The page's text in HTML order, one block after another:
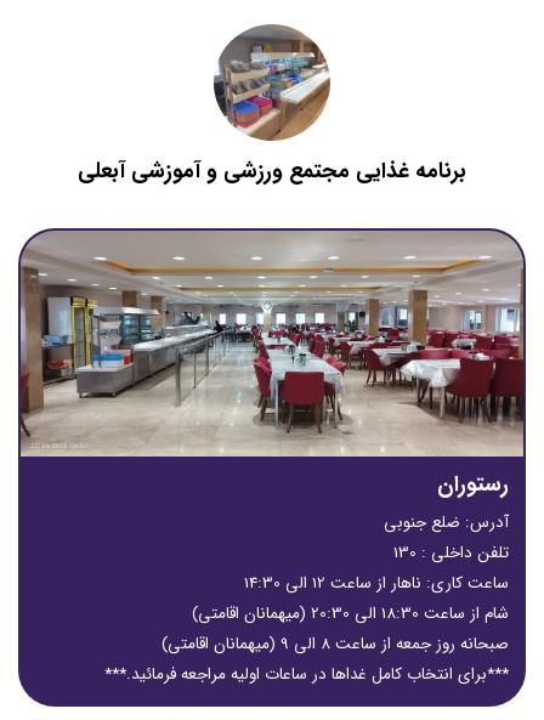
برنامه غذایی مجتمع ورزشی و آموزشی آبعلی
رستوران
آدرس: ضلع جنوبی
تلفن داخلی : 130
ساعت کاری: ناهار از ساعت 12 الی 14:30
شام از ساعت 18:30 الی 20:30 (میهمانان اقامتی)
صبحانه روز جمعه از ساعت 8 الی 9 (میهمانان اقامتی)
***برای انتخاب کامل غداها در ساعات اولیه مراجعه فرمائید.***